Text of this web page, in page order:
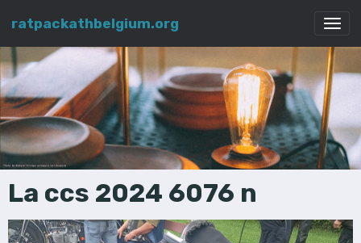
ratpackathbelgium.org
La ccs 2024 6076 n